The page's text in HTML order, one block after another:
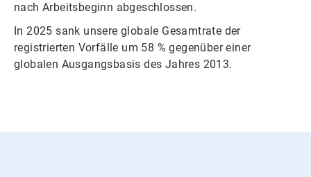
nach Arbeitsbeginn abgeschlossen.
In 2025 sank unsere globale Gesamtrate der
registrierten Vorfälle um 58 % gegenüber einer
globalen Ausgangsbasis des Jahres 2013.